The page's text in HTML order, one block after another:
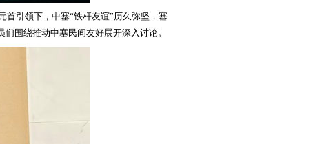
首引领下，中塞“铁杆友谊”历久弥坚，塞
围绕推动中塞民间友好展开深入讨论。